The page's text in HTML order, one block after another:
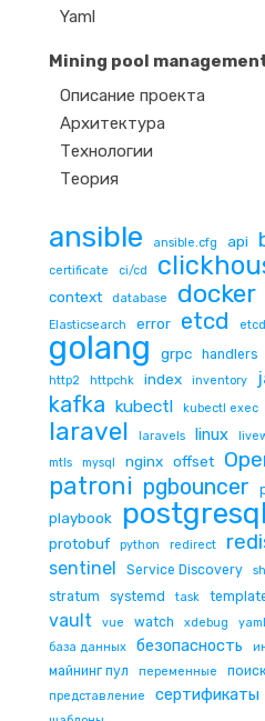
Yaml
Mining pool
Описание проекта
Архитектура
Технологии
Теория
ansible ansible.cfg api
certificate ci/cd
context database docker
Elasticsearch error etcd
golang grpc handlers
http2
httpchk index inventory
kafka kubectl kubectl exec
laravel laravels linux
mtls mysql nginx offset
patroni pgbouncer
playbook postgresql
protobuf python redirect
sentinel Service Discovery
stratum systemd task
vault vue watch xdebug yaml
база данных безопасность
майнинг пул переменные поиск
представление
сертификаты